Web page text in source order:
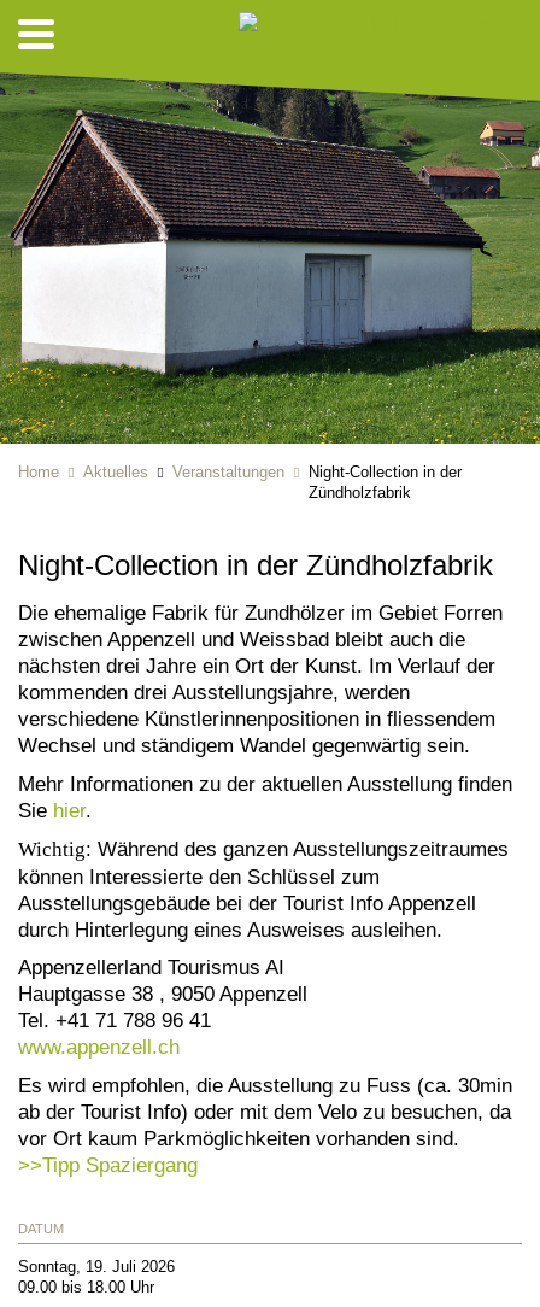
Home Aktuelles Veranstaltungen
Night-Collection in der
Zündholzfabrik
Night-Collection in der Zündholzfabrik
Die ehemalige Fabrik für Zundhölzer im Gebiet Forren
zwischen Appenzell und Weissbad bleibt auch die
nächsten drei Jahre ein Ort der Kunst. Im Verlauf der
kommenden drei Ausstellungsjahre, werden
verschiedene Künstlerinnenpositionen in fliessendem
Wechsel und ständigem Wandel gegenwärtig sein.
Mehr Informationen zu der aktuellen Ausstellung finden
Sie hier.
Wichtig: Während des ganzen Ausstellungszeitraumes
können Interessierte den Schlüssel zum
Ausstellungsgebäude bei der Tourist Info Appenzell
durch Hinterlegung eines Ausweises ausleihen.
Appenzellerland Tourismus AI
Hauptgasse 38 , 9050 Appenzell
Tel. +41 71 788 96 41
www.appenzell.ch
Es wird empfohlen, die Ausstellung zu Fuss (ca. 30min
ab der Tourist Info) oder mit dem Velo zu besuchen, da
vor Ort kaum Parkmöglichkeiten vorhanden sind.
>>Tipp Spaziergang
DATUM
Sonntag, 19. Juli 2026
09.00 bis 18.00 Uhr